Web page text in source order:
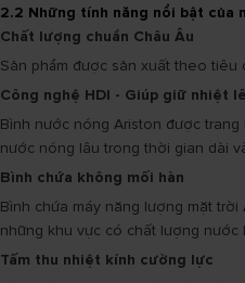
2.2 Những tính năng nổi bật của
Chất lượng chuẩn Châu Âu
Sản phẩm được sản xuất theo tiêu
Công nghệ HDI - Giúp giữ nhiệt
Bình nước nóng Ariston được
nước nóng lâu trong thời gian dài
Bình chứa không mối hàn
Bình chứa máy năng lượng mặt
những khu vực có chất lượng nước
Tấm thu nhiệt kính cường lực